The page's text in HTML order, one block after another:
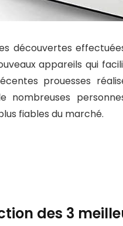
découvertes
appareils qui
prouesses
nombreuses
fiables du marché.
des 3